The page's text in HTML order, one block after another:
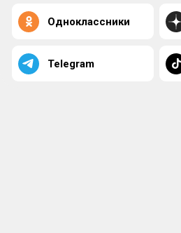
Одноклассники
Telegram